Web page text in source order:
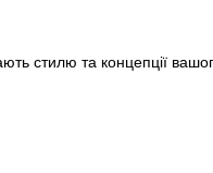
стилю та концепції